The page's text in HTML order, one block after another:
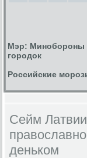
Мэр: Минобороны
городок
Российские
Сейм Латвии
деньком